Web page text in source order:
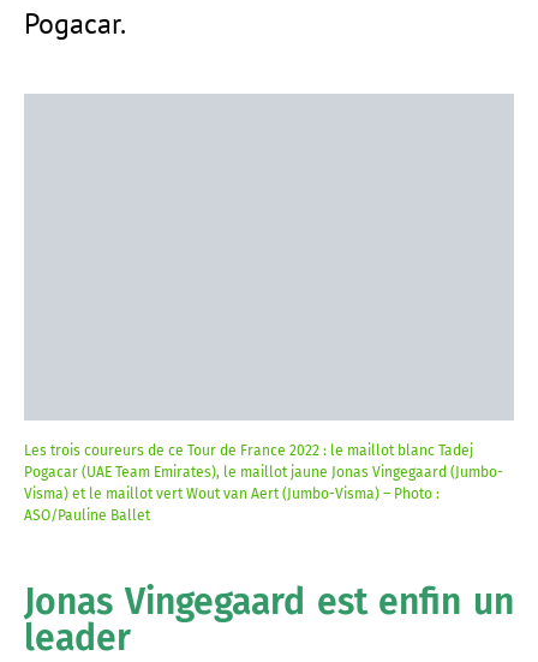
Pogacar.
Les trois coureurs de ce Tour de France 2022 : le maillot blanc Tadej
Pogacar (UAE Team Emirates), le maillot jaune Jonas Vingegaard (Jumbo-
Visma) et le maillot vert Wout van Aert (Jumbo-Visma) – Photo :
ASO/Pauline Ballet
Jonas Vingegaard est enfin un
leader